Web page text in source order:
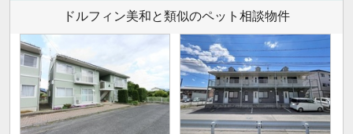
ドルフィン美和と類似のペット相談物件